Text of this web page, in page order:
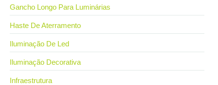
Gancho Longo Para Luminárias
Haste De Aterramento
Iluminação De Led
Iluminação Decorativa
Infraestrutura